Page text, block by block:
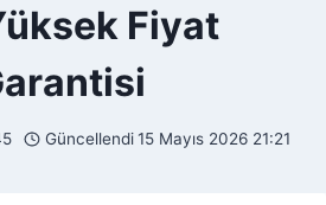
Fiyat
Güncellendi 15 Mayıs 2026 21:21